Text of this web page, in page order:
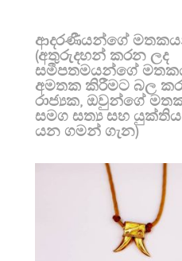
ආදරණීයන්ගේ
(අතුරුදහන් කරන ලද
සමීපතමයන්ගේ
අමතක කිරීමට බල
රාජ්‍යක, ඔවුන්ගේ
සමග සත්‍ය සහ
යන ගමන් ගැන)